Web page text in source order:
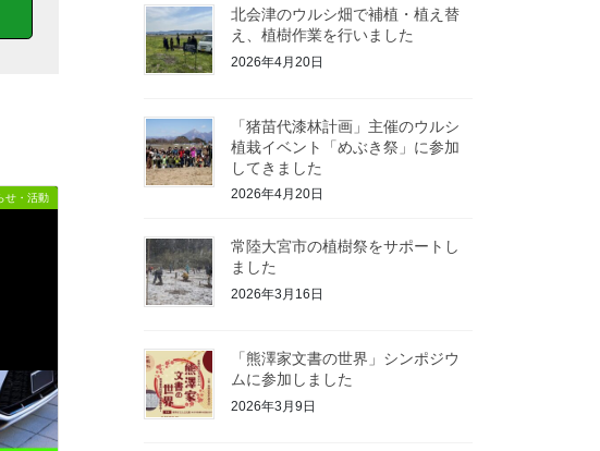
せ・活動
北会津のウルシ畑で補植・植え替
え、植樹作業を行いました
2026年4月20日
「猪苗代漆林計画」主催のウルシ
植栽イベント「めぶき祭」に参加
してきました
2026年4月20日
常陸大宮市の植樹祭をサポートし
ました
2026年3月16日
「熊澤家文書の世界」シンポジウ
ムに参加しました
2026年3月9日